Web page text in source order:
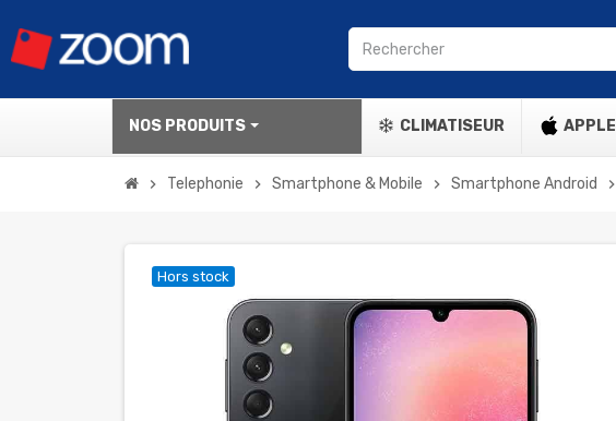
NOS PRODUITS CLIMATISEUR APPLE
chevron_right Telephonie chevron_right Smartphone & Mobile chevron_right Smartphone Android chevron_right
Hors stock